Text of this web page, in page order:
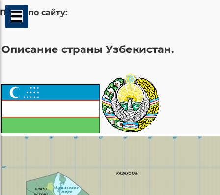
Поиск по сайту:
Описание страны Узбекистан.